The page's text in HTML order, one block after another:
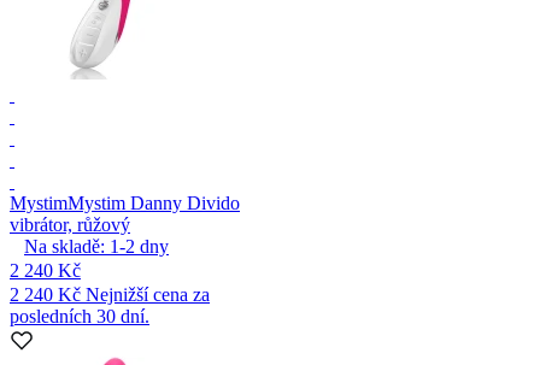
MystimMystim Danny Divido
vibrátor, růžový
Na skladě: 1-2 dny
2 240 Kč
2 240 Kč Nejnižší cena za
posledních 30 dní.